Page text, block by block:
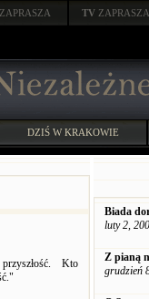
ZAPRASZA TV ZAPRASZA
DZIŚ W KRAKOWIE
Kto
Biada
luty 2,
Z pianą
grudzień